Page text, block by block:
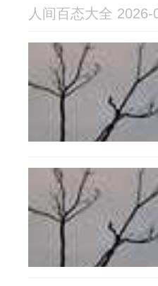
人间百态大全 2026-